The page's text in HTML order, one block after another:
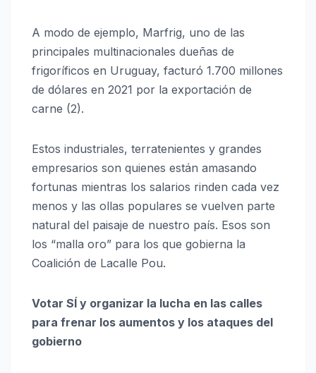
A modo de ejemplo, Marfrig, uno de las
principales multinacionales dueñas de
frigoríficos en Uruguay, facturó 1.700 millones
de dólares en 2021 por la exportación de
carne (2).
Estos industriales, terratenientes y grandes
empresarios son quienes están amasando
fortunas mientras los salarios rinden cada vez
menos y las ollas populares se vuelven parte
natural del paisaje de nuestro país. Esos son
los “malla oro” para los que gobierna la
Coalición de Lacalle Pou.
Votar SÍ y organizar la lucha en las calles
para frenar los aumentos y los ataques del
gobierno